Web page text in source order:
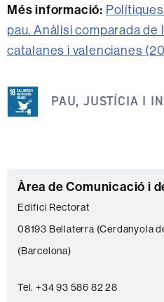
Més informació:
pau. Anàlisi comparada
catalanes i valencianes
notícia
s'emmarca
següents
ODS
PAU, JUSTÍCIA I
C
o
n
t
c
Àrea de Comunicació i
Edifici Rectorat
08193 Bellaterra (Cerdanyola
(Barcelona)
Tel. +34 93 586 82 28